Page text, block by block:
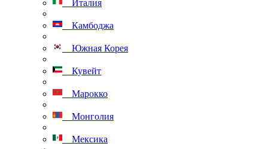
Италия
Камбоджа
Южная Корея
Кувейт
Марокко
Монголия
Мексика